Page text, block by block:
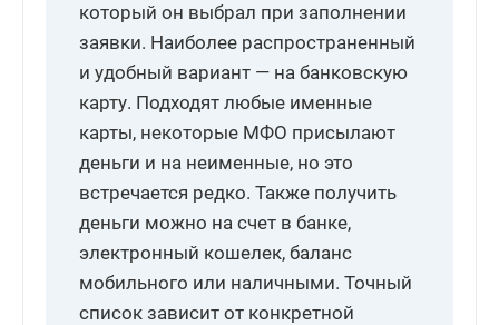
который он выбрал при заполнении
заявки. Наиболее распространенный
и удобный вариант — на банковскую
карту. Подходят любые именные
карты, некоторые МФО присылают
деньги и на неименные, но это
встречается редко. Также получить
деньги можно на счет в банке,
электронный кошелек, баланс
мобильного или наличными. Точный
список зависит от конкретной